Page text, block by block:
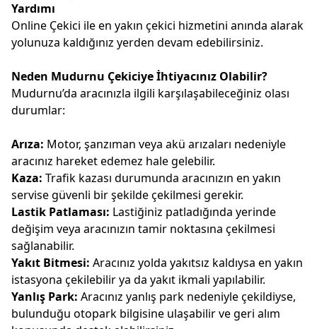
Yardımı
Online Çekici ile en yakın çekici hizmetini anında alarak
yolunuza kaldığınız yerden devam edebilirsiniz.
Neden Mudurnu Çekiciye İhtiyacınız Olabilir?
Mudurnu’da aracınızla ilgili karşılaşabileceğiniz olası
durumlar:
Arıza: Motor, şanzıman veya akü arızaları nedeniyle
aracınız hareket edemez hale gelebilir.
Kaza: Trafik kazası durumunda aracınızın en yakın
servise güvenli bir şekilde çekilmesi gerekir.
Lastik Patlaması: Lastiğiniz patladığında yerinde
değişim veya aracınızın tamir noktasına çekilmesi
sağlanabilir.
Yakıt Bitmesi: Aracınız yolda yakıtsız kaldıysa en yakın
istasyona çekilebilir ya da yakıt ikmali yapılabilir.
Yanlış Park: Aracınız yanlış park nedeniyle çekildiyse,
bulunduğu otopark bilgisine ulaşabilir ve geri alım